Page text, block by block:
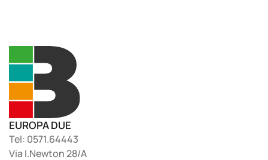
EUROPA DUE
Tel: 0571.64443
Via I.Newton 28/A